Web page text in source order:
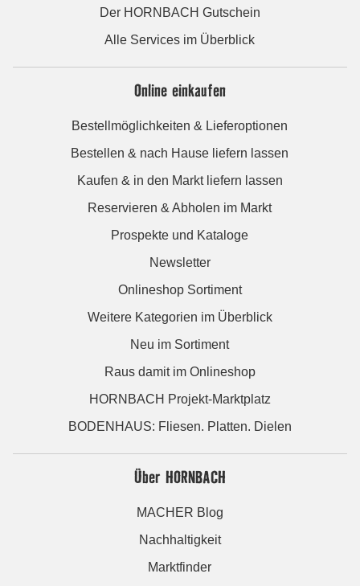
Der HORNBACH Gutschein
Alle Services im Überblick
Online einkaufen
Bestellmöglichkeiten & Lieferoptionen
Bestellen & nach Hause liefern lassen
Kaufen & in den Markt liefern lassen
Reservieren & Abholen im Markt
Prospekte und Kataloge
Newsletter
Onlineshop Sortiment
Weitere Kategorien im Überblick
Neu im Sortiment
Raus damit im Onlineshop
HORNBACH Projekt-Marktplatz
BODENHAUS: Fliesen. Platten. Dielen
Über HORNBACH
MACHER Blog
Nachhaltigkeit
Marktfinder